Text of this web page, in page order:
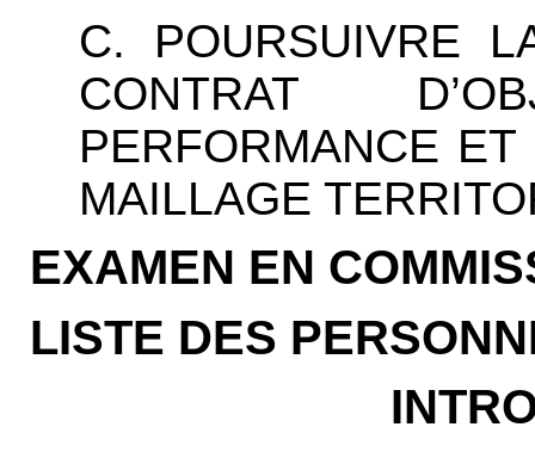
C. POURSUIVRE
CONTRAT
PERFORMANCE
MAILLAGE
EXAMEN EN
LISTE DES